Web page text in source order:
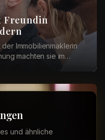
und ähnliche
Freundin
Immobilienmaklerin
machten sie im